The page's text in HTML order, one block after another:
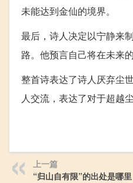
未能达到金仙的境界。
最后，诗人决定以宁静来
路。他预言自己将在未来
整首诗表达了诗人厌弃尘
人交流，表达了对于超越
上一篇
“归山自有限”的出处是哪里